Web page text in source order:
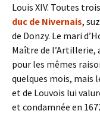
Louis XIV. Toutes
duc de Nivernais,
de Donzy. Le mari
Maître de l’Artillerie,
pour les mêmes
quelques mois, mais
et de Louvois lui
et condamnée en